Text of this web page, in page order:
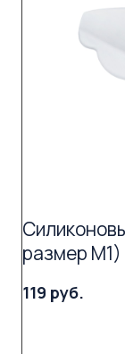
размер M1)
119 руб.